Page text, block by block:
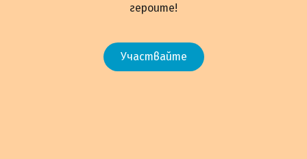
героите!
Участвайте